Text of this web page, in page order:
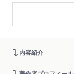
内容紹介